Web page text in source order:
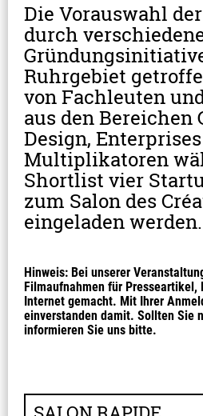
Die Vorauswahl
durch
Ruhrgebiet
von Fachleuten
aus den Bereichen
Design,
Multiplikatoren
Shortlist vier
zum Salon des
eingeladen werden.
Hinweis: Bei unserer
Filmaufnahmen für Presseartikel,
Internet gemacht. Mit Ihrer
einverstanden damit. Sollten Sie
informieren Sie uns bitte.